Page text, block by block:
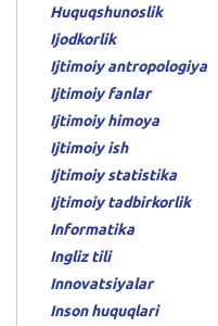
Huquqshunoslik
Ijodkorlik
Ijtimoiy antropologiya
Ijtimoiy fanlar
Ijtimoiy himoya
Ijtimoiy ish
Ijtimoiy statistika
Ijtimoiy tadbirkorlik
Informatika
Ingliz tili
Innovatsiyalar
Inson huquqlari